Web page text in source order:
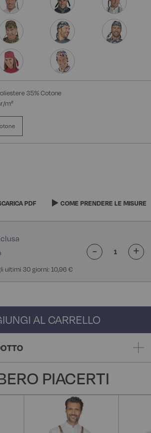
35% Cotone
m²
PDF COME PRENDERE LE MISURE
ultimi 30 giorni: 10,96 €
- +
AL CARRELLO
PIACERTI